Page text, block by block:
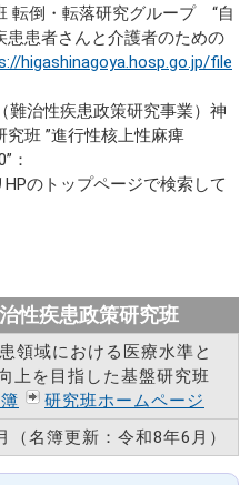
転倒・転落研究グループ “自
患者さんと介護者のための
higashinagoya.hosp.go.jp/file
難治性疾患政策研究事業）神
班 ”進行性核上性麻痺
：
のトップページで検索して
性疾患政策研究班
領域における医療水準と
上を目指した基盤研究班
研究班ホームページ
（名簿更新：令和8年6月）